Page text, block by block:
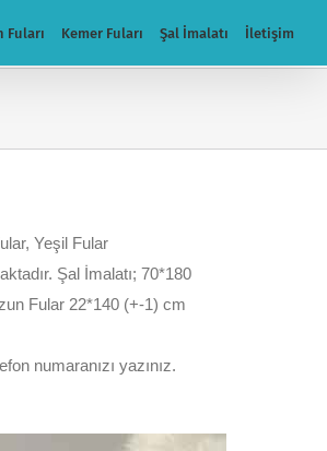
Fuları Kemer Fuları Şal İmalatı İletişim
Yeşil Fular
Şal İmalatı; 70*180
Fular 22*140 (+-1) cm
numaranızı yazınız.